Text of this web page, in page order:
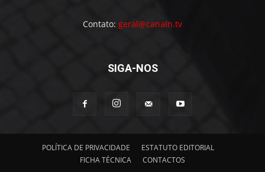
Contato: geral@canaln.tv
SIGA-NOS
POLÍTICA DE PRIVACIDADE
ESTATUTO EDITORIAL
FICHA TÉCNICA
CONTACTOS